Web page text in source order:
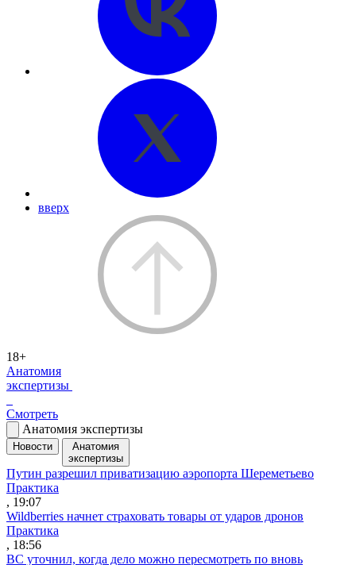
вверх
18+
Анатомия
экспертизы
Смотреть
Анатомия экспертизы
Новости
Анатомия
экспертизы
Путин разрешил приватизацию аэропорта Шереметьево
Практика
, 19:07
Wildberries начнет страховать товары от ударов дронов
Практика
, 18:56
ВС уточнил, когда дело можно пересмотреть по вновь